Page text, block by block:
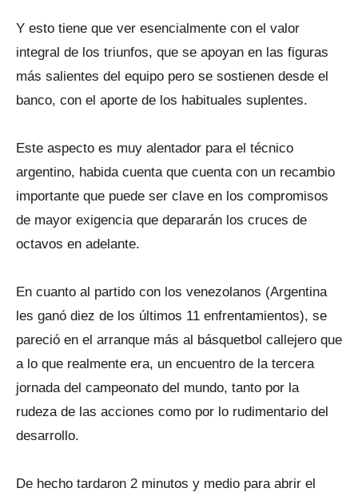
Y esto tiene que ver esencialmente con el valor
integral de los triunfos, que se apoyan en las figuras
más salientes del equipo pero se sostienen desde el
banco, con el aporte de los habituales suplentes.
Este aspecto es muy alentador para el técnico
argentino, habida cuenta que cuenta con un recambio
importante que puede ser clave en los compromisos
de mayor exigencia que depararán los cruces de
octavos en adelante.
En cuanto al partido con los venezolanos (Argentina
les ganó diez de los últimos 11 enfrentamientos), se
pareció en el arranque más al básquetbol callejero que
a lo que realmente era, un encuentro de la tercera
jornada del campeonato del mundo, tanto por la
rudeza de las acciones como por lo rudimentario del
desarrollo.
De hecho tardaron 2 minutos y medio para abrir el